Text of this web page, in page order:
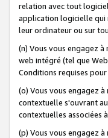
relation avec tout
application logicielle qui
leur ordinateur ou sur
(n) Vous vous engagez
web intégré (tel que
Conditions requises
(o) Vous vous engagez
contextuelle s'ouvrant
contextuelles associées
(p) Vous vous engagez